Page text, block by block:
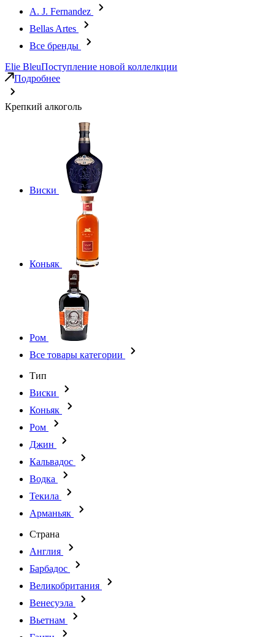
A. J. Fernandez
Bellas Artes
Все бренды
Elie BleuПоступление новой коллелкции
Подробнее
Крепкий алкоголь
Виски
Коньяк
Ром
Все товары категории
Тип
Виски
Коньяк
Ром
Джин
Кальвадос
Водка
Текила
Арманьяк
Страна
Англия
Барбадос
Великобритания
Венесуэла
Вьетнам